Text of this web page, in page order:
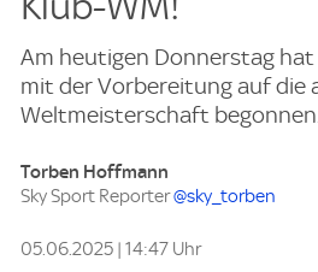
Am heutigen Donnerstag
mit der Vorbereitung auf die
Weltmeisterschaft
Torben Hoffmann
Sky Sport Reporter@sky_torben
05.06.2025 | 14:47 Uhr